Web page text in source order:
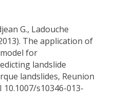
G., Ladouche
The application of
for
landslide
landslides, Reunion
10.1007/s10346-013-